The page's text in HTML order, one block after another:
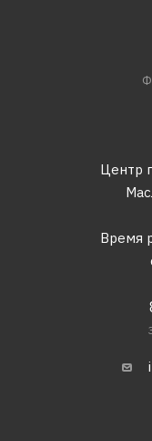
Центр
Время